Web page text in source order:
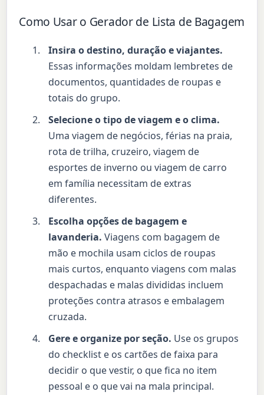
Como Usar o Gerador de Lista de Bagagem
Insira o destino, duração e viajantes.
Essas informações moldam lembretes de
documentos, quantidades de roupas e
totais do grupo.
Selecione o tipo de viagem e o clima.
Uma viagem de negócios, férias na praia,
rota de trilha, cruzeiro, viagem de
esportes de inverno ou viagem de carro
em família necessitam de extras
diferentes.
Escolha opções de bagagem e
lavanderia. Viagens com bagagem de
mão e mochila usam ciclos de roupas
mais curtos, enquanto viagens com malas
despachadas e malas divididas incluem
proteções contra atrasos e embalagem
cruzada.
Gere e organize por seção. Use os grupos
do checklist e os cartões de faixa para
decidir o que vestir, o que fica no item
pessoal e o que vai na mala principal.